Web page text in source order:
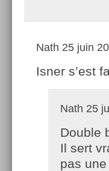
Nath 25 juin
Isner s’est
Nath 25
Double
Il sert
pas